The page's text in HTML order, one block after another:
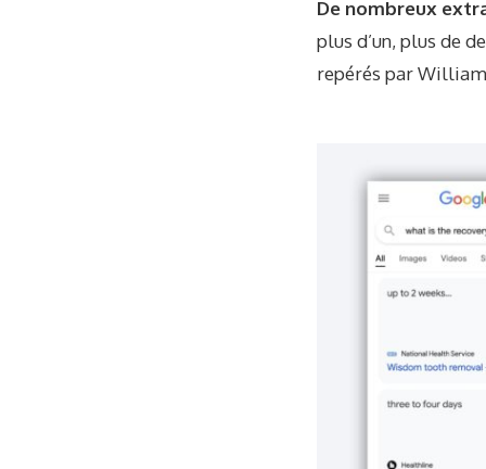
De nombreux
plus d’un, plus de
repérés par